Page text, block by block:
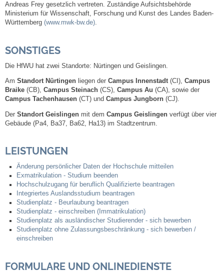
Veranstaltungen & Feste
Veranstaltungskalender
Bücherei
Veranstaltungen
Jugend in Löchgau
Skating-/Streetballanlage
Jugendhaus
Vereine
Andreas Frey gesetzlich vertreten. Zuständige Aufsichtsbehörde
Ministerium für Wissenschaft, Forschung und Kunst des Landes Baden-
Württemberg (www.mwk-bw.de).
SONSTIGES
Die HfWU hat zwei Standorte: Nürtingen und Geislingen.
Am Standort Nürtingen liegen der Campus Innenstadt (CI), Campus
Braike (CB), Campus Steinach (CS), Campus Au (CA), sowie der
Campus Tachenhausen (CT) und Campus Jungborn (CJ).
Der Standort Geislingen mit dem Campus Geislingen verfügt über vier
Gebäude (Pa4, Ba37, Ba62, Ha13) im Stadtzentrum.
LEISTUNGEN
Änderung persönlicher Daten der Hochschule mitteilen
Exmatrikulation - Studium beenden
Hochschulzugang für beruflich Qualifizierte beantragen
Integriertes Auslandsstudium beantragen
Studienplatz - Beurlaubung beantragen
Studienplatz - einschreiben (Immatrikulation)
Studienplatz als ausländischer Studierender - sich bewerben
Studienplatz ohne Zulassungsbeschränkung - sich bewerben /
einschreiben
FORMULARE UND ONLINEDIENSTE